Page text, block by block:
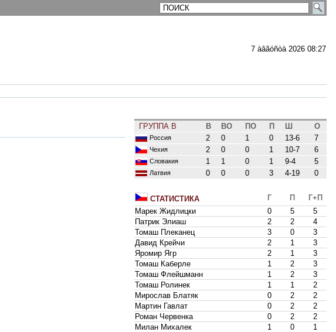
7 àâãóñòà 2026 08:27
ГРУППА B В ВО ПО П Ш О
Россия 2 0 1 0 13-6 7
Чехия 2 0 0 1 10-7 6
Словакия 1 1 0 1 9-4 5
Латвия 0 0 0 3 4-19 0
СТАТИСТИКА Г П
Г+П
Марек Жидлицки
0 5
5
Патрик Элиаш
2 2
4
Томаш Плеканец
3 0
3
Давид Крейчи
2 1
3
Яромир Ягр
2 1
3
Томаш Каберле
1 2
3
Томаш Флейшманн
1 2
3
Томаш Ролинек
1 1
2
Мирослав Блатяк
0 2
2
Мартин Гавлат
0 2
2
Роман Червенка
0 2
2
Милан Михалек
1 0
1